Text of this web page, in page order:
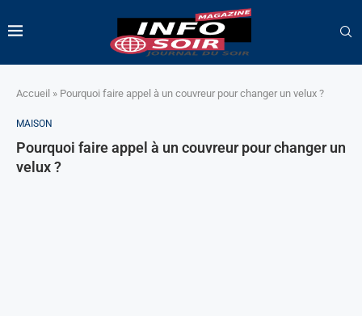
Accueil » Pourquoi faire appel à un couvreur pour changer un velux ?
MAISON
Pourquoi faire appel à un couvreur pour changer un
velux ?